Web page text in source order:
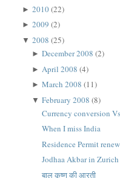
►2010(22)
►2009(2)
▼2008(25)
►December 2008(2)
► April 2008(4)
►March 2008(11)
▼February 2008(8)
Currency conversion
When I miss India
Residence Permit
Jodhaa Akbar in Zurich
बाल कृष्ण की आरती